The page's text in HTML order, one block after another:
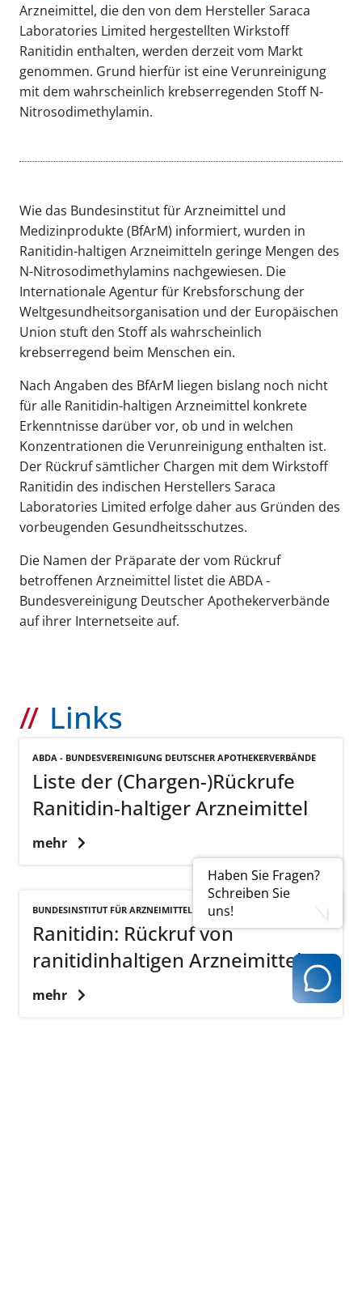
Haben Sie Fragen?
Schreiben Sie
uns!
Arzneimittel, die den von dem Hersteller Saraca
Laboratories Limited hergestellten Wirkstoff
Ranitidin enthalten, werden derzeit vom Markt
genommen. Grund hierfür ist eine Verunreinigung
mit dem wahrscheinlich krebserregenden Stoff N-
Nitrosodimethylamin.
Wie das Bundesinstitut für Arzneimittel und
Medizinprodukte (BfArM) informiert, wurden in
Ranitidin-haltigen Arzneimitteln geringe Mengen des
N-Nitrosodimethylamins nachgewiesen. Die
Internationale Agentur für Krebsforschung der
Weltgesundheitsorganisation und der Europäischen
Union stuft den Stoff als wahrscheinlich
krebserregend beim Menschen ein.
Nach Angaben des BfArM liegen bislang noch nicht
für alle Ranitidin-haltigen Arzneimittel konkrete
Erkenntnisse darüber vor, ob und in welchen
Konzentrationen die Verunreinigung enthalten ist.
Der Rückruf sämtlicher Chargen mit dem Wirkstoff
Ranitidin des indischen Herstellers Saraca
Laboratories Limited erfolge daher aus Gründen des
vorbeugenden Gesundheitsschutzes.
Die Namen der Präparate der vom Rückruf
betroffenen Arzneimittel listet die ABDA -
Bundesvereinigung Deutscher Apothekerverbände
auf ihrer Internetseite auf.
Links
ABDA - BUNDESVEREINIGUNG DEUTSCHER APOTHEKERVERBÄNDE
Liste der (Chargen-)Rückrufe
Ranitidin-haltiger Arzneimittel
mehr
BUNDESINSTITUT FÜR ARZNEIMITTEL UND MEDIZINPRODUKTE
Ranitidin: Rückruf von
ranitidinhaltigen Arzneimitteln
mehr